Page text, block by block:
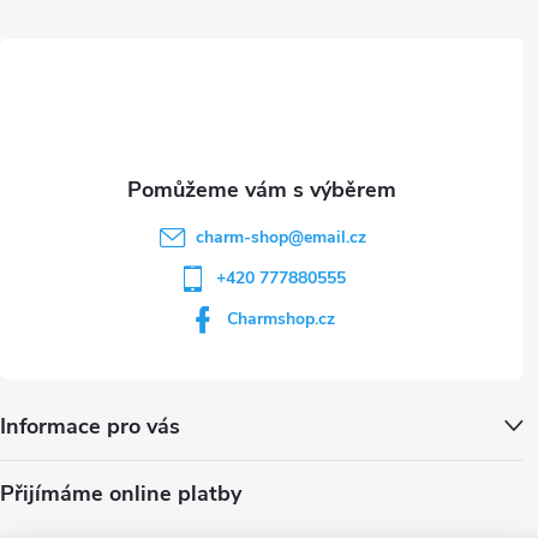
charm-shop@email.cz
+420 777880555
Charmshop.cz
Informace pro vás
Přijímáme online platby